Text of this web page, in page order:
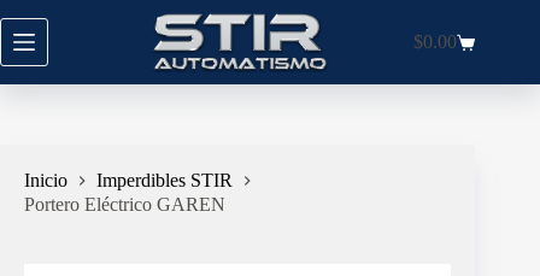
contenido
Carro
$0.00
Inicio
Imperdibles STIR
Portero Eléctrico GAREN